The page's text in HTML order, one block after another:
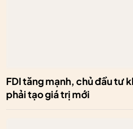
FDI tăng mạnh, chủ đầu tư
phải tạo giá trị mới